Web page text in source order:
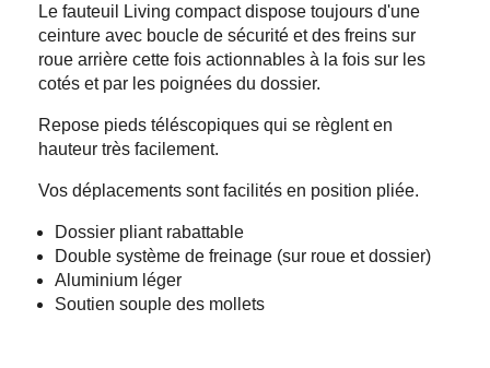
Le fauteuil Living compact dispose toujours d'une
ceinture avec boucle de sécurité et des freins sur
roue arrière cette fois actionnables à la fois sur les
cotés et par les poignées du dossier.
Repose pieds téléscopiques qui se règlent en
hauteur très facilement.
Vos déplacements sont facilités en position pliée.
Dossier pliant rabattable
Double système de freinage (sur roue et dossier)
Aluminium léger
Soutien souple des mollets